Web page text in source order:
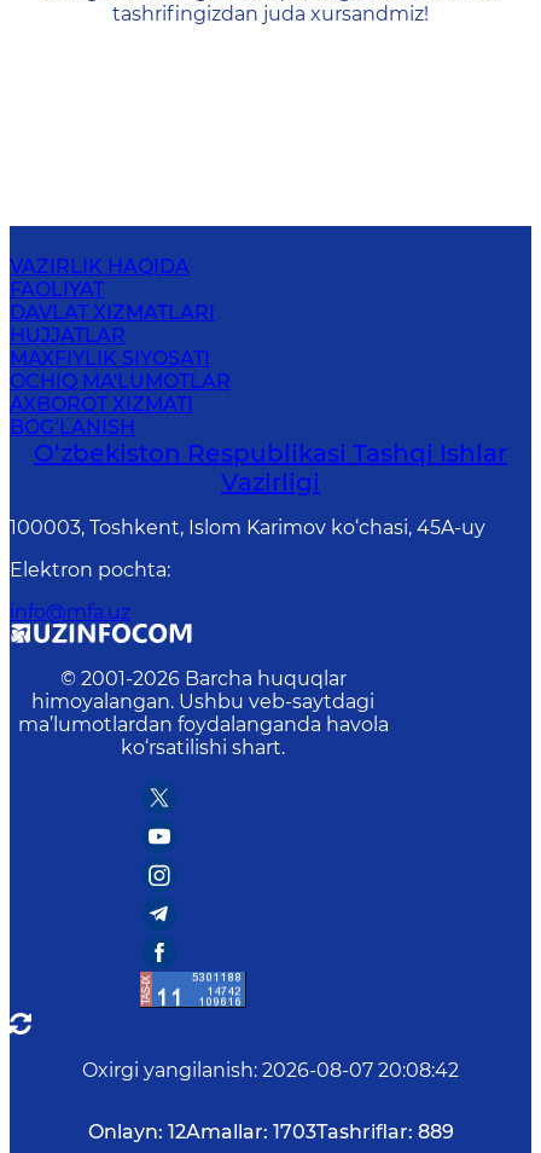
tashrifingizdan juda xursandmiz!
VAZIRLIK HAQIDA
FAOLIYAT
DAVLAT XIZMATLARI
HUJJATLAR
MAXFIYLIK SIYOSATI
OCHIQ MA'LUMOTLAR
AXBOROT XIZMATI
BOG‘LANISH
O‘zbеkistоn Rеspublikаsi Tashqi Ishlаr
Vаzirligi
100003, Toshkent, Islom Karimov ko‘chasi, 45A-uy
Elektron pochta:
info@mfa.uz
© 2001-2026 Barcha huquqlar
himoyalangan. Ushbu veb-saytdagi
ma’lumotlardan foydalanganda havola
ko‘rsatilishi shart.
Oxirgi yangilanish: 2026-08-07 20:08:42
Onlayn: 12Amallar: 1703Tashriflar: 889